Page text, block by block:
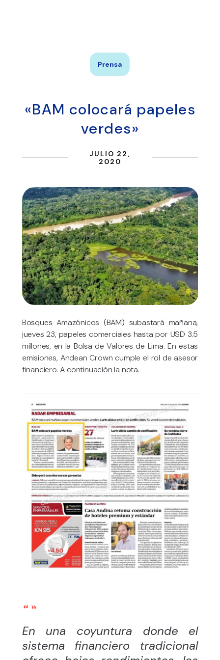
Prensa
«BAM colocará papeles
verdes»
JULIO 22,
2020
Bosques Amazónicos (BAM) subastará mañana,
jueves 23, papeles comerciales hasta por USD 3.5
millones, en la Bolsa de Valores de Lima. En estas
emisiones, Andean Crown cumple el rol de asesor
financiero. A continuación la nota.
En una coyuntura donde el
sistema financiero tradicional